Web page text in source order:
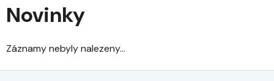
Novinky
Záznamy nebyly nalezeny...